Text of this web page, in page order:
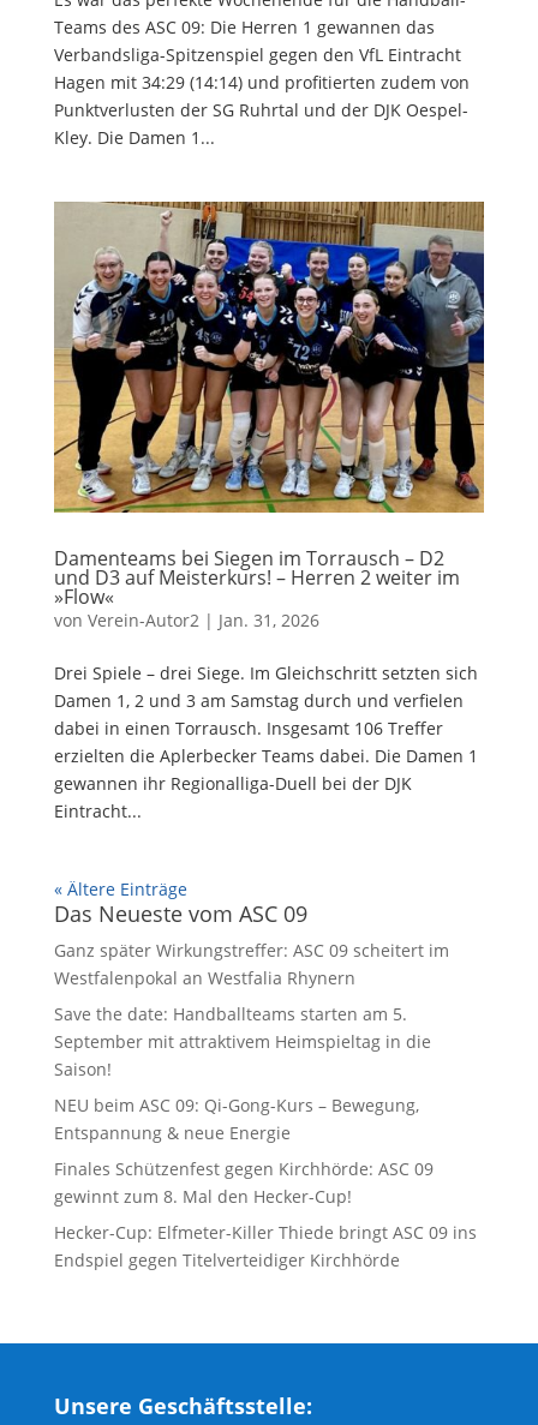
Teams des ASC 09: Die Herren 1 gewannen das
Verbandsliga-Spitzenspiel gegen den VfL Eintracht
Hagen mit 34:29 (14:14) und profitierten zudem von
Punktverlusten der SG Ruhrtal und der DJK Oespel-
Kley. Die Damen 1...
Damenteams bei Siegen im Torrausch – D2
und D3 auf Meisterkurs! – Herren 2 weiter im
»Flow«
von Verein-Autor2| Jan. 31, 2026
Drei Spiele – drei Siege. Im Gleichschritt setzten sich
Damen 1, 2 und 3 am Samstag durch und verfielen
dabei in einen Torrausch. Insgesamt 106 Treffer
erzielten die Aplerbecker Teams dabei. Die Damen 1
gewannen ihr Regionalliga-Duell bei der DJK
Eintracht...
« Ältere Einträge
Das Neueste vom ASC 09
Ganz später Wirkungstreffer: ASC 09 scheitert im
Westfalenpokal an Westfalia Rhynern
Save the date: Handballteams starten am 5.
September mit attraktivem Heimspieltag in die
Saison!
NEU beim ASC 09: Qi-Gong-Kurs – Bewegung,
Entspannung & neue Energie
Finales Schützenfest gegen Kirchhörde: ASC 09
gewinnt zum 8. Mal den Hecker-Cup!
Hecker-Cup: Elfmeter-Killer Thiede bringt ASC 09 ins
Endspiel gegen Titelverteidiger Kirchhörde
Unsere Geschäftsstelle: